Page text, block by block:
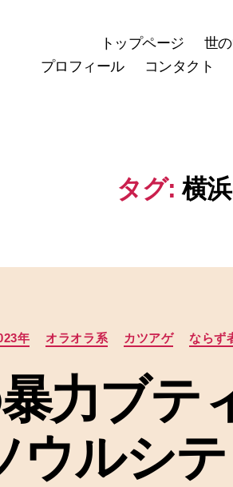
トップページ
世
プロフィール
コンタクト
タグ: 横浜
カ
リ
ー
年 オラオラ系 カツアゲ ならず
力ブテ
ウルシ